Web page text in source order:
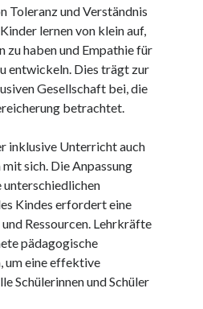
Toleranz und Verständnis
lernen von klein auf,
zu haben und Empathie für
entwickeln. Dies trägt zur
Gesellschaft bei, die
betrachtet.
inklusive Unterricht auch
sich. Die Anpassung
unterschiedlichen
Kindes erfordert eine
Ressourcen. Lehrkräfte
pädagogische
um eine effektive
Schülerinnen und Schüler